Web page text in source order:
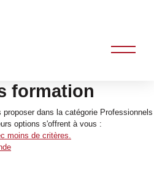
formation
dans la catégorie Professionnels
options s'offrent à vous :
moins de critères.